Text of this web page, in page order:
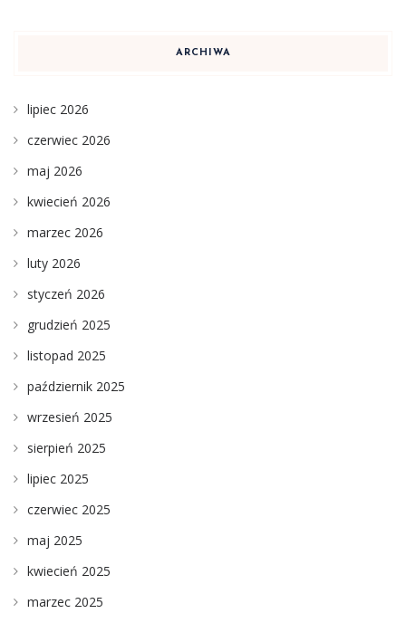
ARCHIWA
lipiec 2026
czerwiec 2026
maj 2026
kwiecień 2026
marzec 2026
luty 2026
styczeń 2026
grudzień 2025
listopad 2025
październik 2025
wrzesień 2025
sierpień 2025
lipiec 2025
czerwiec 2025
maj 2025
kwiecień 2025
marzec 2025